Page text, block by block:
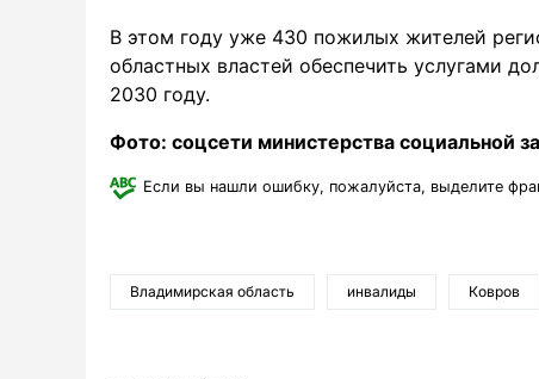
В этом году уже 430 пожилых жителей
областных властей обеспечить услугами
2030 году.
Фото: соцсети министерства социальной
Если вы нашли ошибку, пожалуйста, выделите
Владимирская область инвалиды Ковров